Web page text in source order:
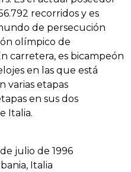
recorridos y es
de persecución
olímpico de
carretera, es bicampeón
en las que está
varias etapas
en sus dos
Italia.
julio de 1996
Italia